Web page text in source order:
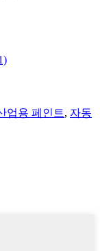
업용 페인트, 자동